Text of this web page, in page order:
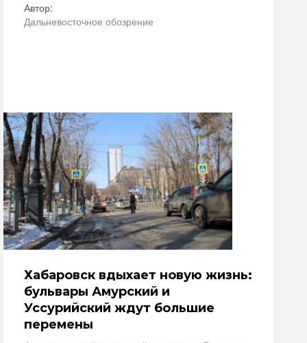
Автор:
Дальневосточное обозрение
Хабаровск вдыхает новую жизнь:
бульвары Амурский и
Уссурийский ждут большие
перемены